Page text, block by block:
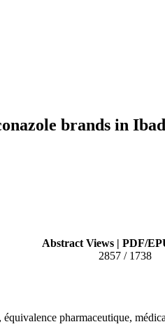
brands in
Abstract Views | PDF/
2857 / 1738
pharmaceutique,